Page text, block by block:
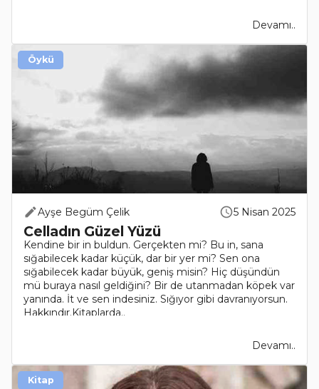
Devamı..
Ayşe Begüm Çelik 5 Nisan 2025
Celladın Güzel Yüzü
Kendine bir in buldun. Gerçekten mi? Bu in, sana
sığabilecek kadar küçük, dar bir yer mi? Sen ona
sığabilecek kadar büyük, geniş misin? Hiç düşündün
mü buraya nasıl geldiğini? Bir de utanmadan köpek var
yanında. İt ve sen indesiniz. Sığıyor gibi davranıyorsun.
Hakkındır.Kitaplarda..
Devamı..
Öykü
Kitap